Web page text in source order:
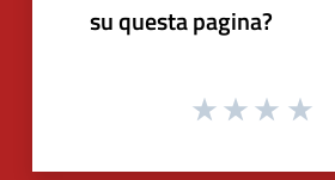
su questa pagina?